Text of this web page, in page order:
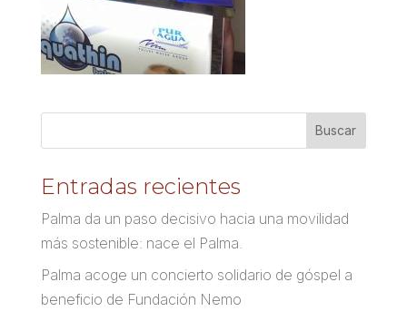
Entradas recientes
Palma da un paso decisivo hacia una movilidad
más sostenible: nace el Palma.
Palma acoge un concierto solidario de góspel a
beneficio de Fundación Nemo